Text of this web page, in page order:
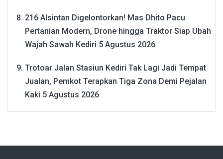
216 Alsintan Digelontorkan! Mas Dhito Pacu
Pertanian Modern, Drone hingga Traktor Siap Ubah
Wajah Sawah Kediri 5 Agustus 2026
Trotoar Jalan Stasiun Kediri Tak Lagi Jadi Tempat
Jualan, Pemkot Terapkan Tiga Zona Demi Pejalan
Kaki 5 Agustus 2026